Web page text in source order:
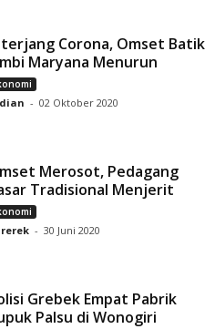
Corona, Omset Batik
Maryana Menurun
- 02 Oktober 2020
Merosot, Pedagang
Tradisional Menjerit
- 30 Juni 2020
Grebek Empat Pabrik
Palsu di Wonogiri